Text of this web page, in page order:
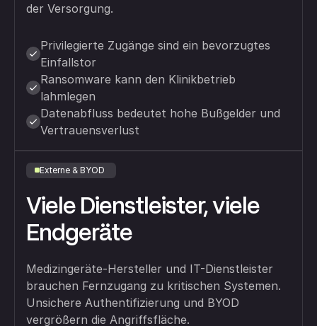
der Versorgung.
Privilegierte Zugänge sind ein bevorzugtes
Einfallstor
Ransomware kann den Klinikbetrieb
lahmlegen
Datenabfluss bedeutet hohe Bußgelder und
Vertrauensverlust
Externe & BYOD
Viele Dienstleister, viele
Endgeräte
Medizingeräte-Hersteller und IT-Dienstleister
brauchen Fernzugang zu kritischen Systemen.
Unsichere Authentifizierung und BYOD
vergrößern die Angriffsfläche.